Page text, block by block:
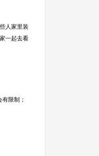
人家里装
一起去看
限制；